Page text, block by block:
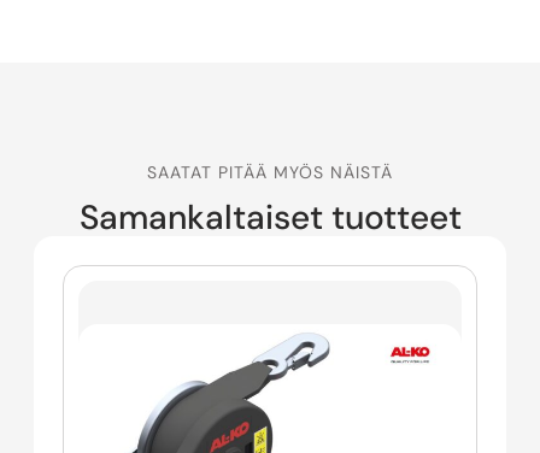
SAATAT PITÄÄ MYÖS NÄISTÄ
Samankaltaiset tuotteet